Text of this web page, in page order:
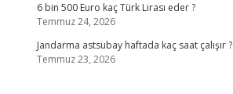
6 bin 500 Euro kaç Türk Lirası eder ?
Temmuz 24, 2026
Jandarma astsubay haftada kaç saat çalışır ?
Temmuz 23, 2026